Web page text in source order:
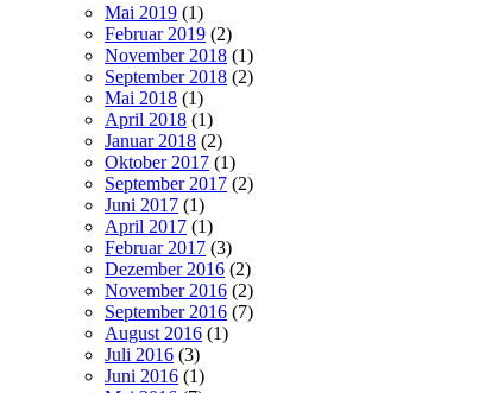
Mai 2019 (1)
Februar 2019 (2)
November 2018 (1)
September 2018 (2)
Mai 2018 (1)
April 2018 (1)
Januar 2018 (2)
Oktober 2017 (1)
September 2017 (2)
Juni 2017 (1)
April 2017 (1)
Februar 2017 (3)
Dezember 2016 (2)
November 2016 (2)
September 2016 (7)
August 2016 (1)
Juli 2016 (3)
Juni 2016 (1)